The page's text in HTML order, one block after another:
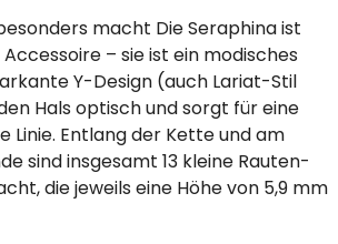
macht Die Seraphina ist
– sie ist ein modisches
Y-Design (auch Lariat-Stil
Hals optisch und sorgt für eine
Linie. Entlang der Kette und am
sind insgesamt 13 kleine Rauten-
die jeweils eine Höhe von 5,9 mm